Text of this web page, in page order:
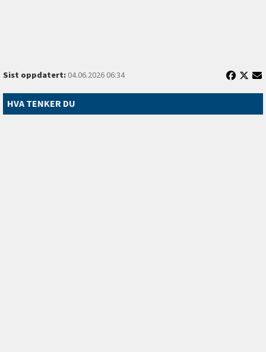
Sist oppdatert:04.06.2026 06:34
HVA TENKER DU